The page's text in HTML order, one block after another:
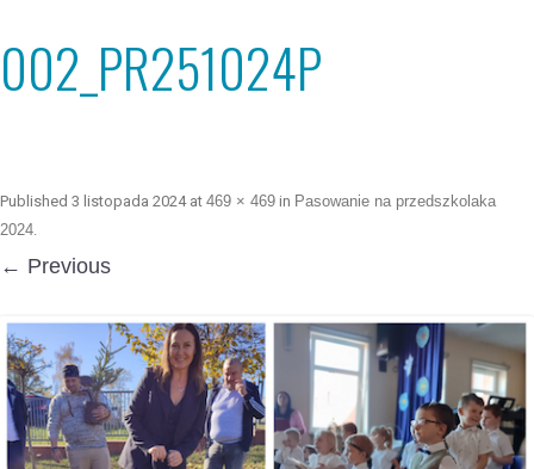
002_PR251024P
Published 3 listopada 2024at 469 × 469 in Pasowanie na przedszkolaka
2024.
← Previous